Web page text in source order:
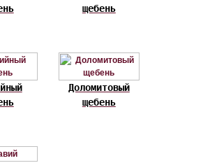
щебень
Доломитовый
щебень